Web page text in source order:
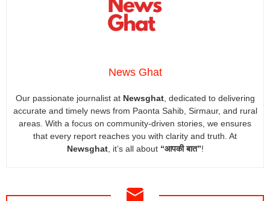
News Ghat
Our passionate journalist at Newsghat, dedicated to delivering
accurate and timely news from Paonta Sahib, Sirmaur, and rural
areas. With a focus on community-driven stories, we ensures
that every report reaches you with clarity and truth. At
Newsghat, it’s all about “आपकी बात”!